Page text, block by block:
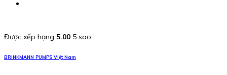
Được xếp hạng 5.00 5 sao
BRINKMANN PUMPS Việt Nam